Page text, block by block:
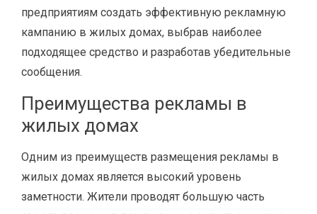
предприятиям создать эффективную рекламную
кампанию в жилых домах, выбрав наиболее
подходящее средство и разработав убедительные
сообщения.
Преимущества рекламы в
жилых домах
Одним из преимуществ размещения рекламы в
жилых домах является высокий уровень
заметности. Жители проводят большую часть